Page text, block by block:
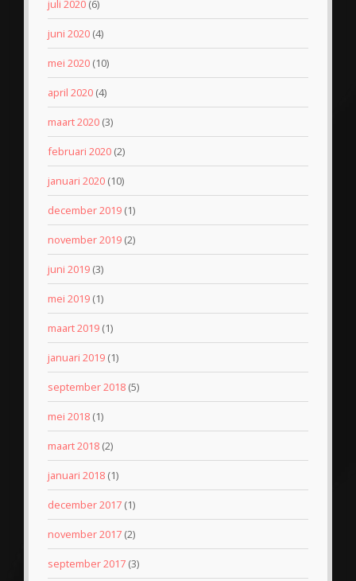
juli 2020 (6)
juni 2020 (4)
mei 2020 (10)
april 2020 (4)
maart 2020 (3)
februari 2020 (2)
januari 2020 (10)
december 2019 (1)
november 2019 (2)
juni 2019 (3)
mei 2019 (1)
maart 2019 (1)
januari 2019 (1)
september 2018 (5)
mei 2018 (1)
maart 2018 (2)
januari 2018 (1)
december 2017 (1)
november 2017 (2)
september 2017 (3)